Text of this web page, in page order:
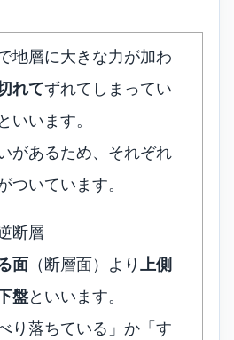
地層に大きな力が加わ
れてずれてしまってい
といいます。
があるため、それぞれ
ついています。
断層
面 （断層面）より
上側
盤といいます。
り落ちている」か「す